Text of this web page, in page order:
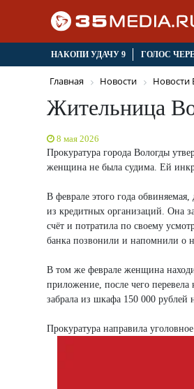
НАКОПИ УДАЧУ 9 ГОЛОС
Главная Новости Новости
Жительница
8 мая 2026
Прокуратура города Вологды
женщина не была судима. Ей
В феврале этого года
из кредитных организаций. Она
счёт и потратила по своему
банка позвонили и напомнили о
В том же феврале женщина
приложение, после чего
забрала из шкафа 150 000
Прокуратура направила